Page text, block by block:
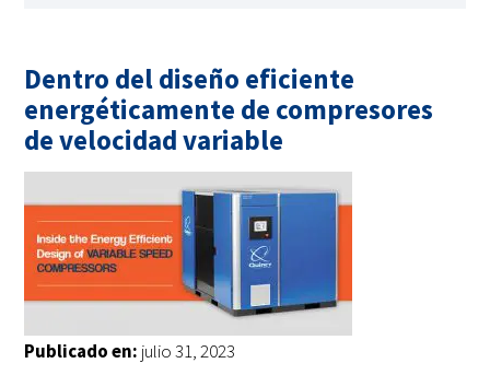
Dentro del diseño eficiente
energéticamente de compresores
de velocidad variable
Publicado en: julio 31, 2023